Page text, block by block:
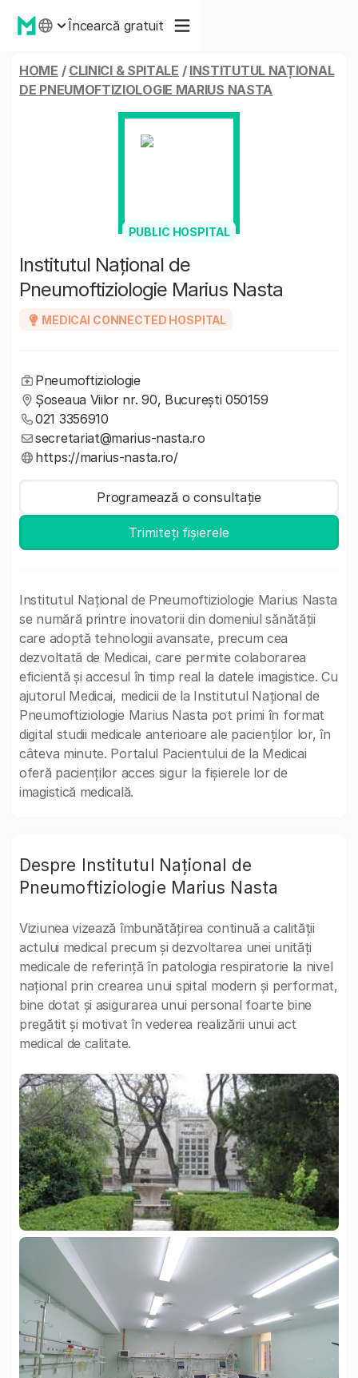
Încearcă gratuit
HOME / CLINICI & SPITALE / INSTITUTUL NAȚIONAL
DE PNEUMOFTIZIOLOGIE MARIUS NASTA
PUBLIC HOSPITAL
Institutul Național de
Pneumoftiziologie Marius Nasta
MEDICAI CONNECTED HOSPITAL
Pneumoftiziologie
Șoseaua Viilor nr. 90, București 050159
021 3356910
secretariat@marius-nasta.ro
https://marius-nasta.ro/
Programează o consultație
Trimiteți fișierele
Institutul Național de Pneumoftiziologie Marius Nasta
se numără printre inovatorii din domeniul sănătății
care adoptă tehnologii avansate, precum cea
dezvoltată de Medicai, care permite colaborarea
eficientă și accesul în timp real la datele imagistice. Cu
ajutorul Medicai, medicii de la Institutul Național de
Pneumoftiziologie Marius Nasta pot primi în format
digital studii medicale anterioare ale pacienților lor, în
câteva minute. Portalul Pacientului de la Medicai
oferă pacienților acces sigur la fișierele lor de
imagistică medicală.
Despre Institutul Național de
Pneumoftiziologie Marius Nasta
Viziunea vizează îmbunătățirea continuă a calității
actului medical precum și dezvoltarea unei unități
medicale de referință în patologia respiratorie la nivel
național prin crearea unui spital modern și performat,
bine dotat și asigurarea unui personal foarte bine
pregătit și motivat în vederea realizării unui act
medical de calitate.